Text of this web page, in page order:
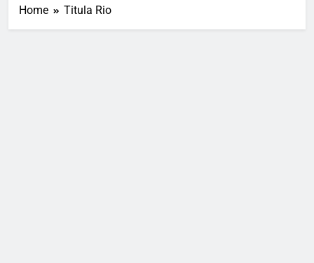
Home Titula Rio